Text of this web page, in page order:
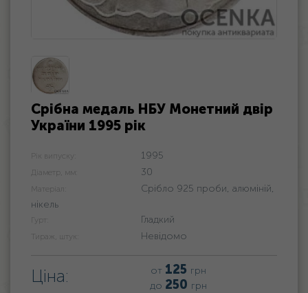
Срібна медаль НБУ Монетний двір
України 1995 рік
Рік випуску: 1995
Діаметр, мм: 30
Матеріал:
Срібло 925 проби, алюміній,
нікель
Гурт: Гладкий
Тираж, штук: Невідомо
Ціна: от 125 грн
до 250 грн